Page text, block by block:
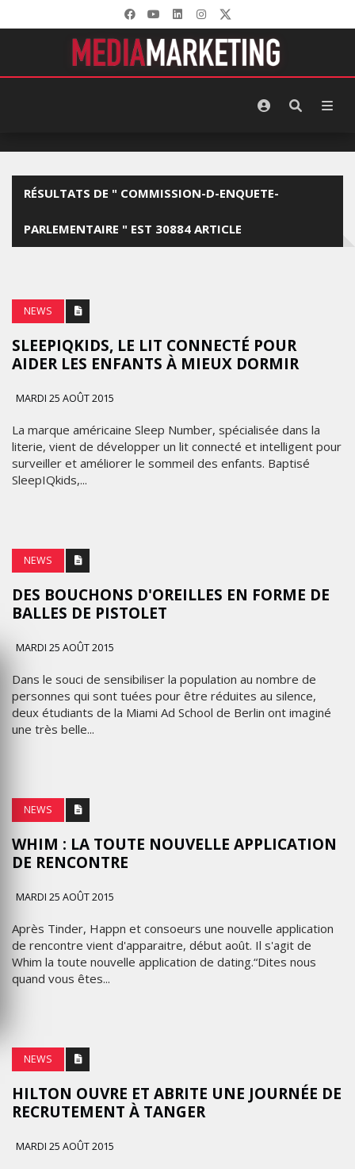
RÉSULTATS DE " COMMISSION-D-ENQUETE-
PARLEMENTAIRE " EST 30884 ARTICLE
NEWS
SLEEPIQKIDS, LE LIT CONNECTÉ POUR
AIDER LES ENFANTS À MIEUX DORMIR
MARDI 25 AOÛT 2015
La marque américaine Sleep Number, spécialisée dans la
literie, vient de développer un lit connecté et intelligent pour
surveiller et améliorer le sommeil des enfants. Baptisé
SleepIQkids,...
NEWS
DES BOUCHONS D'OREILLES EN FORME DE
BALLES DE PISTOLET
MARDI 25 AOÛT 2015
Dans le souci de sensibiliser la population au nombre de
personnes qui sont tuées pour être réduites au silence,
deux étudiants de la Miami Ad School de Berlin ont imaginé
une très belle...
NEWS
WHIM : LA TOUTE NOUVELLE APPLICATION
DE RENCONTRE
MARDI 25 AOÛT 2015
Après Tinder, Happn et consoeurs une nouvelle application
de rencontre vient d'apparaitre, début août. Il s'agit de
Whim la toute nouvelle application de dating.“Dites nous
quand vous êtes...
NEWS
HILTON OUVRE ET ABRITE UNE JOURNÉE DE
RECRUTEMENT À TANGER
MARDI 25 AOÛT 2015